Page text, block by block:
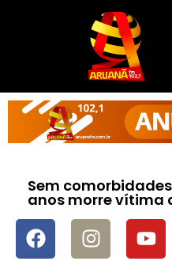
Sem
anos morre vítima